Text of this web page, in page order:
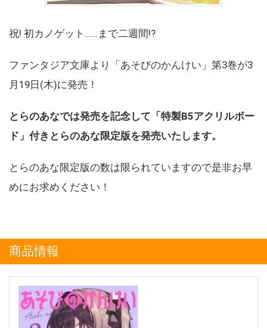
祝! 初カノゲット……まで二週間!?
ファンタジア文庫より「あそびのかんけい」第3巻が3
月19日(木)に発売！
とらのあなでは発売を記念して「特製B5アクリルボー
ド」付きとらのあな限定版を発売いたします。
とらのあな限定版の数は限られていますので是非お早
めにお求めください！
商品情報